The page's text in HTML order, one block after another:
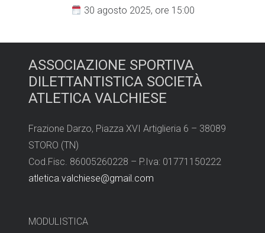
30 agosto 2025, ore 15:00
ASSOCIAZIONE SPORTIVA
DILETTANTISTICA SOCIETÀ
ATLETICA VALCHIESE
Frazione Darzo, Piazza XVI Artiglieria 6 – 38089
STORO (TN)
Cod.Fisc. 86005260228 – P.Iva: 01771150222
atletica.valchiese@gmail.com
MODULISTICA